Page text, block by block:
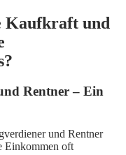
Kaufkraft und
Rentner – Ein
und Rentner
Einkommen oft